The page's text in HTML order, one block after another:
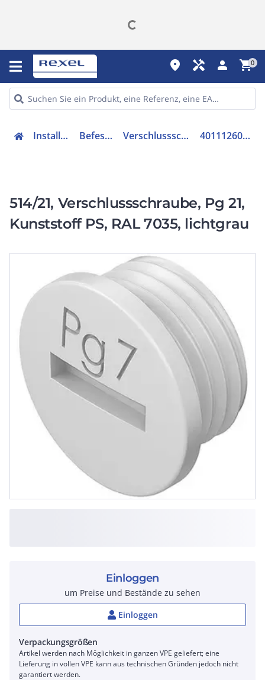
place handyman person shopping_cart0
Installation Befestigen Verschlussschraube 4011126019926
514/21, Verschlussschraube, Pg 21,
Kunststoff PS, RAL 7035, lichtgrau
Einloggen
um Preise und Bestände zu sehen
Einloggen
Verpackungsgrößen
Artikel werden nach Möglichkeit in ganzen VPE geliefert; eine
Lieferung in vollen VPE kann aus technischen Gründen jedoch nicht
garantiert werden.